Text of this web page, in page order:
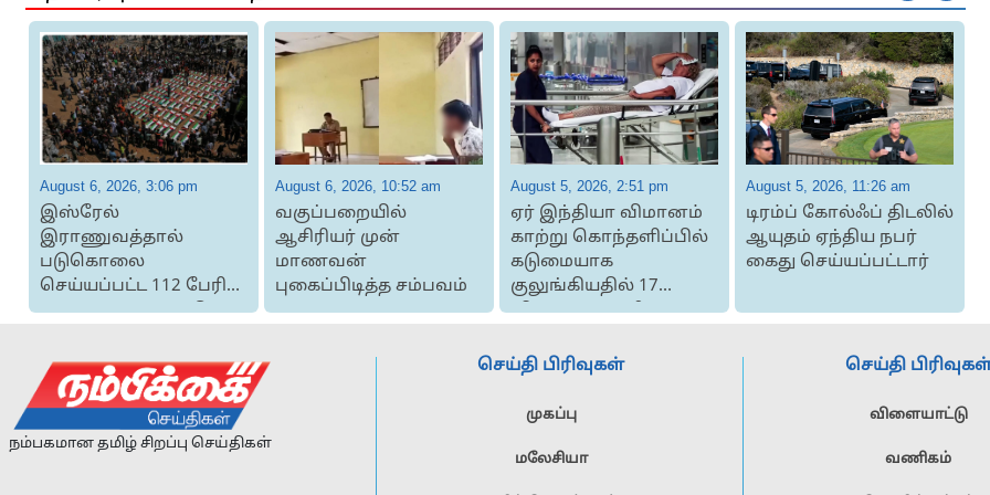
August 6, 2026, 3:06 pm
இஸ்ரேல்
இராணுவத்தால்
படுகொலை
செய்யப்பட்ட 112 பேரின்
உடல்களுக்கு கூட்டு
August 6, 2026, 10:52 am
வகுப்பறையில்
ஆசிரியர் முன்
மாணவன்
புகைப்பிடித்த சம்பவம்
August 5, 2026, 2:51 pm
ஏர் இந்தியா விமானம்
காற்று கொந்தளிப்பில்
கடுமையாக
குலுங்கியதில் 17
விமான பயணிகள் ப...
August 5, 2026, 11:26 am
டிரம்ப் கோல்ஃப் திடலில்
ஆயுதம் ஏந்திய நபர்
கைது செய்யப்பட்டார்
நம்பகமான தமிழ் சிறப்பு செய்திகள்
செய்தி பிரிவுகள்
முகப்பு
மலேசியா
செய்தி
விளையாட்டு
வணிகம்